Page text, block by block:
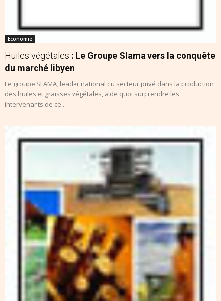
Economie
Huiles végétales : Le Groupe Slama vers la conquête
du marché libyen
Le groupe SLAMA, leader national du secteur privé dans la production
des huiles et graisses végétales, a de quoi surprendre les
intervenants de ce...